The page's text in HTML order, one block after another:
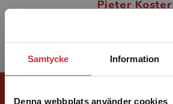
Samtycke Information
Denna webbplats använder cookies
Pieter Koster